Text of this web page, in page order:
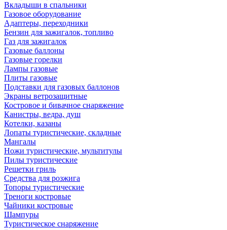
Вкладыши в спальники
Газовое оборудование
Адаптеры, переходники
Бензин для зажигалок, топливо
Газ для зажигалок
Газовые баллоны
Газовые горелки
Лампы газовые
Плиты газовые
Подставки для газовых баллонов
Экраны ветрозащитные
Костровое и бивачное снаряжение
Канистры, ведра, душ
Котелки, казаны
Лопаты туристические, складные
Мангалы
Ножи туристические, мультитулы
Пилы туристические
Решетки гриль
Средства для розжига
Топоры туристические
Треноги костровые
Чайники костровые
Шампуры
Туристическое снаряжение